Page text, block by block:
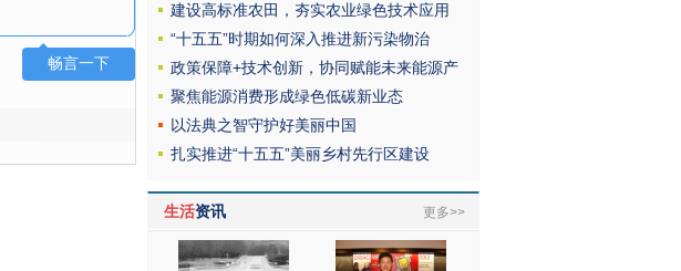
畅言一下
建设高标准农田，夯实农业绿色技术应用
“十五五”时期如何深入推进新污染物治
政策保障+技术创新，协同赋能未来能源产
聚焦能源消费形成绿色低碳新业态
以法典之智守护好美丽中国
扎实推进“十五五”美丽乡村先行区建设
生活资讯 更多>>